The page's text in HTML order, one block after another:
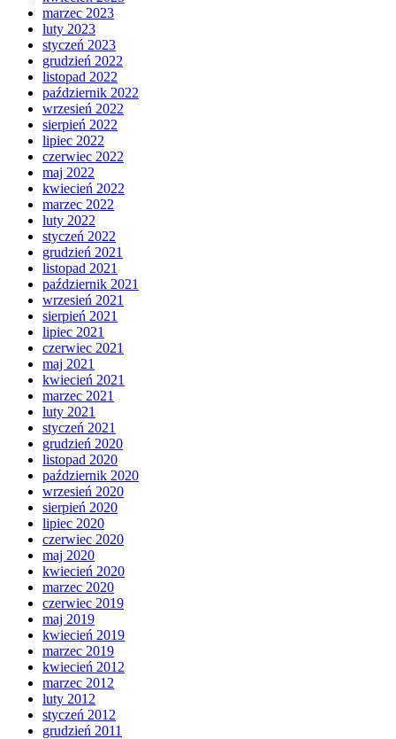
marzec 2023
luty 2023
styczeń 2023
grudzień 2022
listopad 2022
październik 2022
wrzesień 2022
sierpień 2022
lipiec 2022
czerwiec 2022
maj 2022
kwiecień 2022
marzec 2022
luty 2022
styczeń 2022
grudzień 2021
listopad 2021
październik 2021
wrzesień 2021
sierpień 2021
lipiec 2021
czerwiec 2021
maj 2021
kwiecień 2021
marzec 2021
luty 2021
styczeń 2021
grudzień 2020
listopad 2020
październik 2020
wrzesień 2020
sierpień 2020
lipiec 2020
czerwiec 2020
maj 2020
kwiecień 2020
marzec 2020
czerwiec 2019
maj 2019
kwiecień 2019
marzec 2019
kwiecień 2012
marzec 2012
luty 2012
styczeń 2012
grudzień 2011